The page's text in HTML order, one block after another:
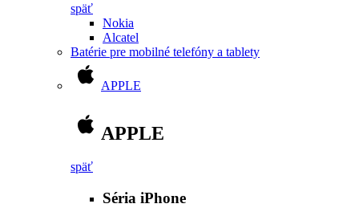
späť
Nokia
Alcatel
Batérie pre mobilné telefóny a tablety
APPLE
APPLE
späť
Séria iPhone